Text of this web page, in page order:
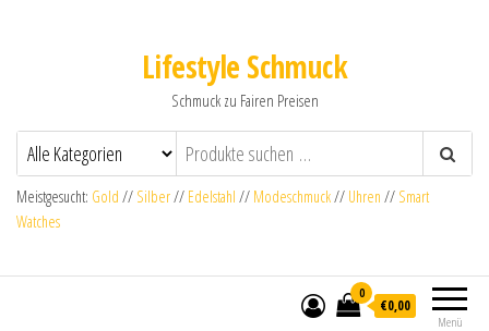
Lifestyle Schmuck
Schmuck zu Fairen Preisen
Meistgesucht: Gold // Silber// Edelstahl // Modeschmuck// Uhren // Smart
Watches
Menü
0
€0,00